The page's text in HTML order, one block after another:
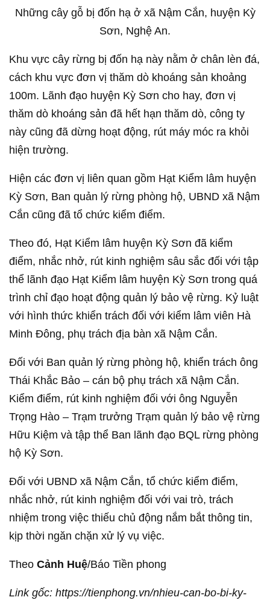
Những cây gỗ bị đốn hạ ở xã Nậm Cắn, huyện Kỳ
Sơn, Nghệ An.
Khu vực cây rừng bị đốn hạ này nằm ở chân lèn đá,
cách khu vực đơn vị thăm dò khoáng sản khoảng
100m. Lãnh đạo huyện Kỳ Sơn cho hay, đơn vị
thăm dò khoáng sản đã hết hạn thăm dò, công ty
này cũng đã dừng hoạt động, rút máy móc ra khỏi
hiện trường.
Hiện các đơn vị liên quan gồm Hạt Kiểm lâm huyện
Kỳ Sơn, Ban quản lý rừng phòng hộ, UBND xã Nậm
Cắn cũng đã tổ chức kiểm điểm.
Theo đó, Hạt Kiểm lâm huyện Kỳ Sơn đã kiểm
điểm, nhắc nhở, rút kinh nghiệm sâu sắc đối với tập
thể lãnh đạo Hạt Kiểm lâm huyện Kỳ Sơn trong quá
trình chỉ đạo hoạt động quản lý bảo vệ rừng. Kỷ luật
với hình thức khiển trách đối với kiểm lâm viên Hà
Minh Đông, phụ trách địa bàn xã Nậm Cắn.
Đối với Ban quản lý rừng phòng hộ, khiển trách ông
Thái Khắc Bảo – cán bộ phụ trách xã Nậm Cắn.
Kiểm điểm, rút kinh nghiệm đối với ông Nguyễn
Trọng Hào – Trạm trưởng Trạm quản lý bảo vệ rừng
Hữu Kiệm và tập thể Ban lãnh đạo BQL rừng phòng
hộ Kỳ Sơn.
Đối với UBND xã Nậm Cắn, tổ chức kiểm điểm,
nhắc nhở, rút kinh nghiệm đối với vai trò, trách
nhiệm trong việc thiếu chủ động nắm bắt thông tin,
kịp thời ngăn chặn xử lý vụ việc.
Theo Cảnh Huệ/Báo Tiền phong
Link gốc: https://tienphong.vn/nhieu-can-bo-bi-ky-